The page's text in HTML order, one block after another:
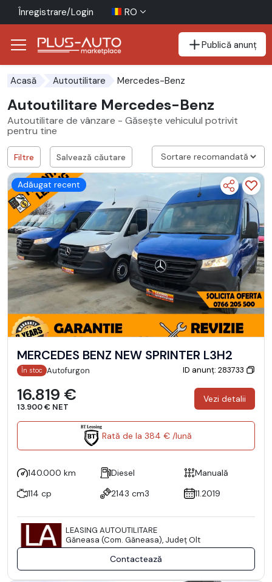
Înregistrare/Login RO
Publică anunț
Acasă Autoutilitare Mercedes-Benz
Autoutilitare Mercedes-Benz
Autoutilitare de vânzare - Găsește vehiculul potrivit
pentru tine
Salvează căutare
Filtre
Adăugat recent
MERCEDES BENZ NEW SPRINTER L3H2
În stoc Autofurgon ID anunț: 283733
16.819 €
13.900 € NET
Vezi detalii
Rată de la 384 € /lună
140.000 km Diesel
Manuală
114 cp
2143 cm3 11.2019
LEASING AUTOUTILITARE
Găneasa (Com. Găneasa), Județ Olt
Contactează